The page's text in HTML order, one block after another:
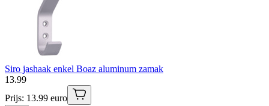
Siro jashaak enkel Boaz aluminum zamak
13.99
Prijs: 13.99 euro